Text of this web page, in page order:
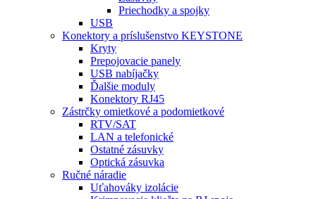
Priechodky a spojky
USB
Konektory a príslušenstvo KEYSTONE
Kryty
Prepojovacie panely
USB nabíjačky
Ďalšie moduly
Konektory RJ45
Zástrčky omietkové a podomietkové
RTV/SAT
LAN a telefonické
Ostatné zásuvky
Optická zásuvka
Ručné náradie
Uťahováky izolácie